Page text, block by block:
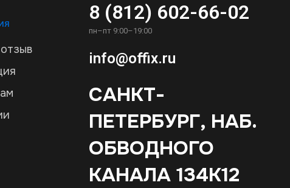
8 (812) 602-66-02
пн–пт 9:00–19:00
info@offix.ru
САНКТ-
ПЕТЕРБУРГ, НАБ.
ОБВОДНОГО
КАНАЛА 134К12